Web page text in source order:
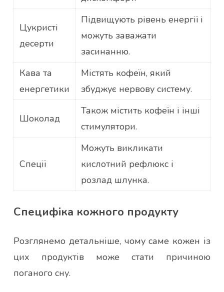
Цукристі
десерти
Підвищують рівень енергії і
можуть заважати
засинанню.
Кава та
енергетики
Містять кофеїн, який
збуджує нервову систему.
Шоколад
Також містить кофеїн і інші
стимулятори.
Спеції
Можуть викликати
кислотний рефлюкс і
розлад шлунка.
Специфіка кожного продукту
Розглянемо детальніше, чому саме кожен із
цих продуктів може стати причиною
поганого сну.